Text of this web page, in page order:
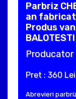
Parbriz
an
Produs
Producator
Pret : 360 Lei
Abrevieri